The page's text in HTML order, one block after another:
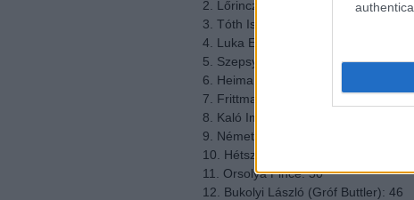
2. Lőrincz György (St. Andrea): 92
3. Tóth István: 82
4. Luka Enikő: 77
5. Szepsy István: 69
6. Heimann Zoltán: 67
7. Frittmann Testvérek: 56
8. Kaló Imre: 55
9. Németh Attila: 52
10. Hétszőlő (Kovács Tibor): 51
11. Orsolya Pince: 50
12. Bukolyi László (Gróf Buttler): 46